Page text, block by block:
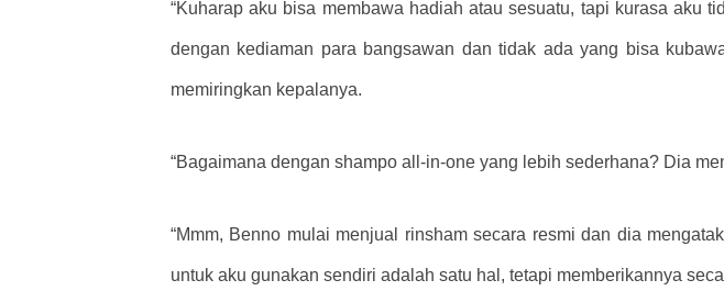
“Kuharap aku bisa membawa hadiah atau sesuatu, tapi kurasa
dengan kediaman para bangsawan dan tidak ada yang bisa
memiringkan kepalanya.
“Bagaimana dengan shampo all-in-one yang lebih sederhana? Dia
“Mmm, Benno mulai menjual rinsham secara resmi dan dia
untuk aku gunakan sendiri adalah satu hal, tetapi memberikannya